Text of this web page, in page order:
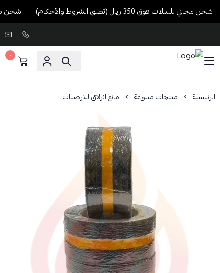
شحن مجاني للسلات فوق 350 ريال (تطبق الشروط والأحكام) شحن مجاني
٠
الرئيسية منتجات متنوعة مانع انزلاق للارضيات